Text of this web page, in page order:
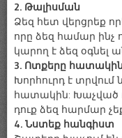
2. Թալիսման
Ձեզ հետ վերցրեք
որը ձեզ համար ինչ
կարող է ձեզ օգնել
3. Ոտքերը
Խորհուրդ է տրվում
հատակին: Խաչված
դուք ձեզ հարմար
4. Նստեք հանգիստ